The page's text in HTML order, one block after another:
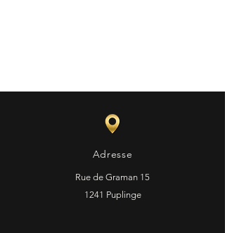
Adresse
Rue de Graman 15
1241 Puplinge